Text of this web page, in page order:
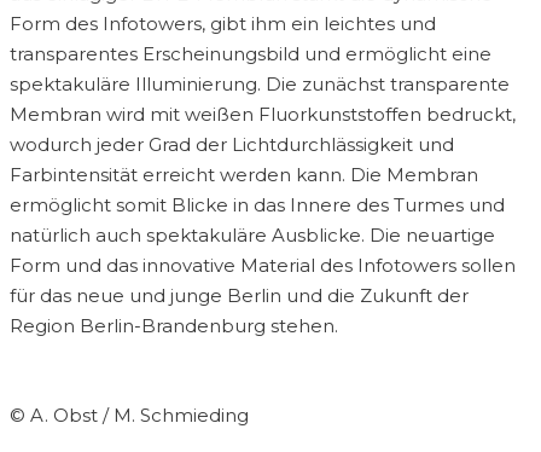
Form des Infotowers, gibt ihm ein leichtes und
transparentes Erscheinungsbild und ermöglicht eine
spektakuläre Illuminierung. Die zunächst transparente
Membran wird mit weißen Fluorkunststoffen bedruckt,
wodurch jeder Grad der Lichtdurchlässigkeit und
Farbintensität erreicht werden kann. Die Membran
ermöglicht somit Blicke in das Innere des Turmes und
natürlich auch spektakuläre Ausblicke. Die neuartige
Form und das innovative Material des Infotowers sollen
für das neue und junge Berlin und die Zukunft der
Region Berlin-Brandenburg stehen.
© A. Obst / M. Schmieding